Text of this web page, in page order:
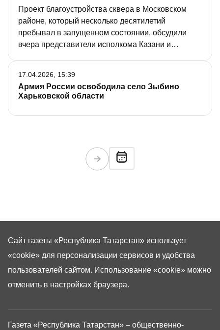
Проект благоустройства сквера в Московском
районе, который несколько десятилетий
пребывал в запущенном состоянии, обсудили
вчера представители исполкома Казани и
большинство жителей против обустройства в
сквере детской площадки, но за сохранение
Армия России освободила село Зыбино
Харьковской области
17.04.2026, 15:39
Газета «Республика Татарстан» – общественно-
Сайт газеты «Республика Татарстан» использует
«cookie» для персонализации сервисов и удобства
пользователей сайтом. Использование «cookie» можно
отменить в настройках браузера.